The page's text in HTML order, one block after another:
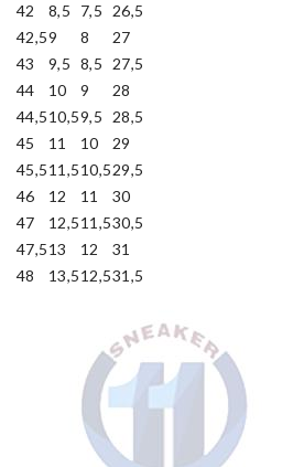
42
8,5 7,5
26,5
42,59 8
27
43
9,5 8,5
27,5
44
10 9
28
44,510,59,5
28,5
45
11 10
29
45,511,510,529,5
46
12 11
30
47
12,511,530,5
47,513 12
31
48
13,512,531,5